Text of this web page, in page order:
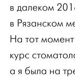
в далеком
в Рязанском
На тот
курс
а я была на